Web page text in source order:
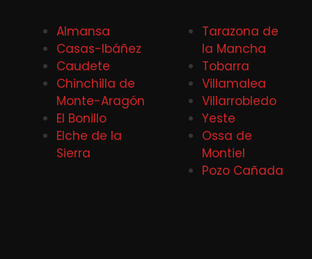
Almansa
Casas-Ibáñez
Caudete
Chinchilla de
Monte-Aragón
El Bonillo
Elche de la
Sierra
Tarazona de
la Mancha
Tobarra
Villamalea
Villarrobledo
Yeste
Ossa de
Montiel
Pozo Cañada